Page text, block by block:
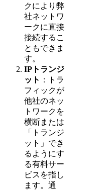
クにより弊
社ネットワ
ークに直接
接続するこ
ともできま
す。
IPトランジ
ット ：トラ
フィックが
他社のネッ
トワークを
横断または
「トランジ
ット」でき
るようにす
る有料サー
ビスを指し
ます。通